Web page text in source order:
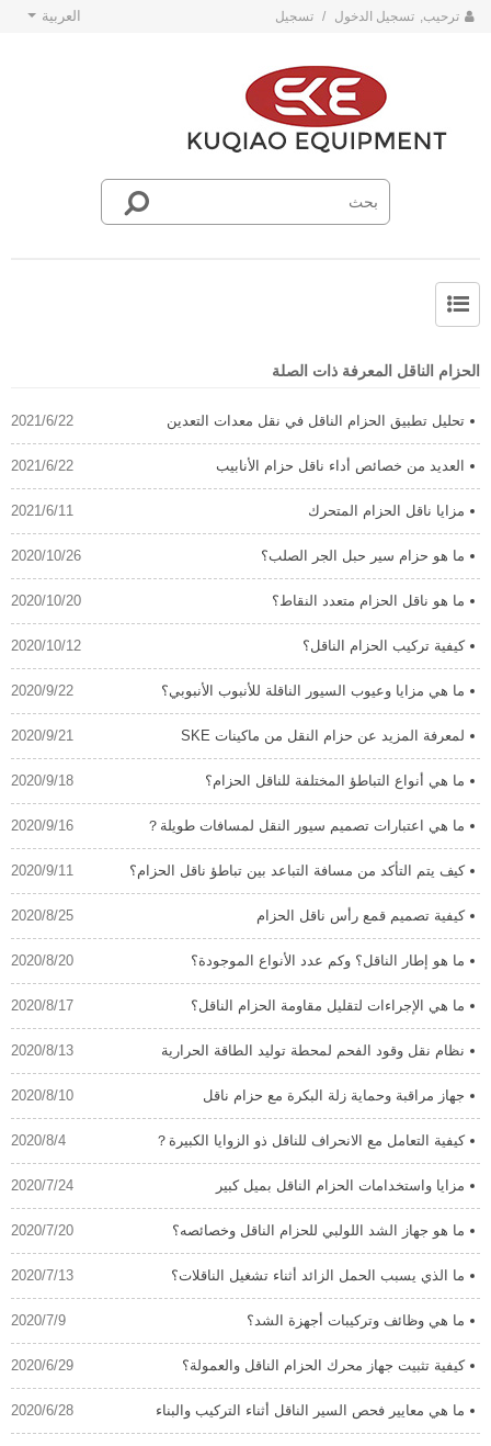
ترحيب, تسجيل الدخول / تسجيل العربية
الحزام الناقل المعرفة ذات الصلة
تحليل تطبيق الحزام الناقل في نقل معدات التعدين 2021/6/22
العديد من خصائص أداء ناقل حزام الأنابيب 2021/6/22
مزايا ناقل الحزام المتحرك 2021/6/11
ما هو حزام سير حبل الجر الصلب؟ 2020/10/26
ما هو ناقل الحزام متعدد النقاط؟ 2020/10/20
كيفية تركيب الحزام الناقل؟ 2020/10/12
ما هي مزايا وعيوب السيور الناقلة للأنبوب الأنبوبي؟ 2020/9/22
لمعرفة المزيد عن حزام النقل من ماكينات SKE 2020/9/21
ما هي أنواع التباطؤ المختلفة للناقل الحزام؟ 2020/9/18
ما هي اعتبارات تصميم سيور النقل لمسافات طويلة？ 2020/9/16
كيف يتم التأكد من مسافة التباعد بين تباطؤ ناقل الحزام؟ 2020/9/11
كيفية تصميم قمع رأس ناقل الحزام 2020/8/25
ما هو إطار الناقل؟ وكم عدد الأنواع الموجودة؟ 2020/8/20
ما هي الإجراءات لتقليل مقاومة الحزام الناقل؟ 2020/8/17
نظام نقل وقود الفحم لمحطة توليد الطاقة الحرارية 2020/8/13
جهاز مراقبة وحماية زلة البكرة مع حزام ناقل 2020/8/10
كيفية التعامل مع الانحراف للناقل ذو الزوايا الكبيرة？ 2020/8/4
مزايا واستخدامات الحزام الناقل بميل كبير 2020/7/24
ما هو جهاز الشد اللولبي للحزام الناقل وخصائصه؟ 2020/7/20
ما الذي يسبب الحمل الزائد أثناء تشغيل الناقلات؟ 2020/7/13
ما هي وظائف وتركيبات أجهزة الشد؟ 2020/7/9
كيفية تثبيت جهاز محرك الحزام الناقل والعمولة؟ 2020/6/29
ما هي معايير فحص السير الناقل أثناء التركيب والبناء 2020/6/28